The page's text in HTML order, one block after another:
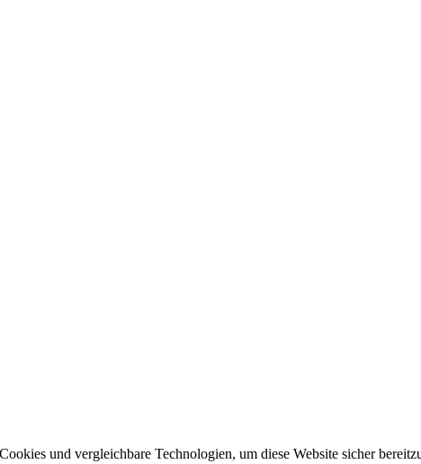
und vergleichbare Technologien, um diese Website sicher